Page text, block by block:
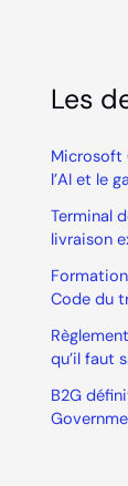
Les
Microsoft
l’AI et le
Terminal
livraison
Code du
qu’il faut
B2G